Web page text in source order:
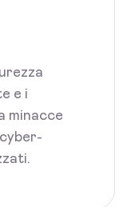
e i
minacce